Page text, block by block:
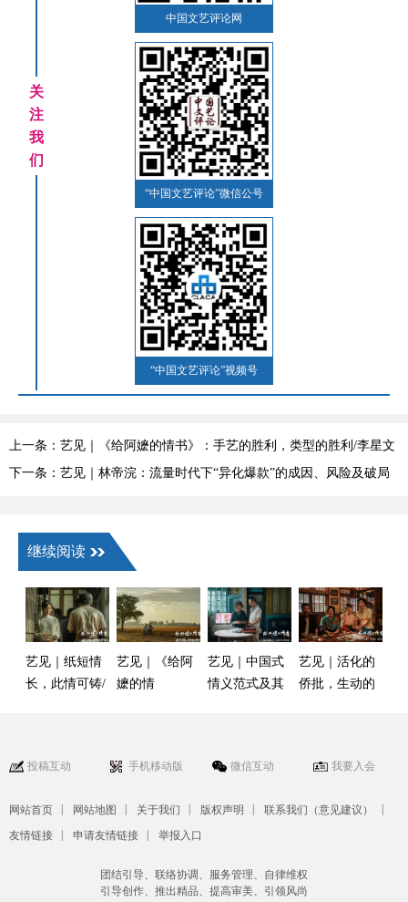
关
注
我
们
中国文艺评论网
“中国文艺评论”微信公号
“中国文艺评论”视频号
上一条：艺见｜《给阿嬷的情书》：手艺的胜利，类型的胜利/李星文
下一条：艺见｜林帝浣：流量时代下“异化爆款”的成因、风险及破局
继续阅读
艺见｜纸短情
长，此情可铸/
艺见｜《给阿
嬷的情
粤春
艺见｜中国式
情义范式及其
艺见｜活化的
侨批，生动的
投稿互动 手机移动版 微信互动 我要入会
网站首页 | 网站地图 | 关于我们 | 版权声明 | 联系我们（意见建议） |
友情链接 | 申请友情链接 | 举报入口
团结引导、联络协调、服务管理、自律维权
引导创作、推出精品、提高审美、引领风尚